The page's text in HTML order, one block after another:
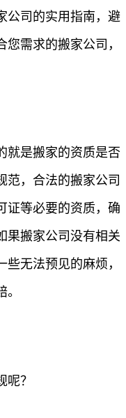
公司的实用指南，避
需求的搬家公司，
就是搬家的资质是否
范，合法的搬家公司
证等必要的资质，确
果搬家公司没有相关
无法预见的麻烦，
？